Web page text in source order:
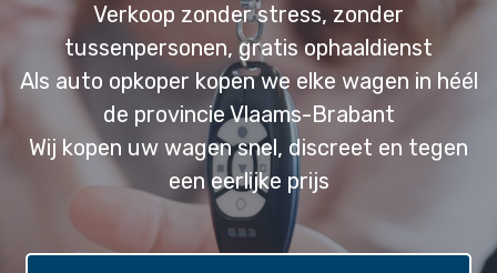
Verkoop zonder stress, zonder
tussenpersonen, gratis ophaaldienst
Als auto opkoper kopen we elke wagen in héél
de provincie Vlaams-Brabant
Wij kopen uw wagen snel, discreet en tegen
een eerlijke prijs